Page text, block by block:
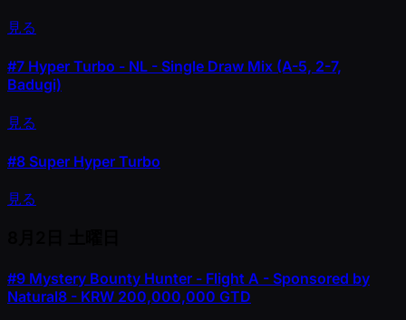
見る
#7 Hyper Turbo - NL - Single Draw Mix (A-5, 2-7,
Badugi)
見る
#8 Super Hyper Turbo
見る
#9 Mystery Bounty Hunter - Flight A - Sponsored by
Natural8 - KRW 200,000,000 GTD